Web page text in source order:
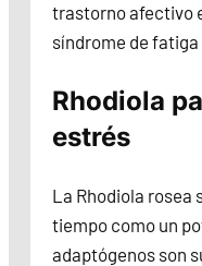
trastorno afectivo
síndrome de
Rhodiola
estrés
La Rhodiola rosea
tiempo como un
adaptógenos son